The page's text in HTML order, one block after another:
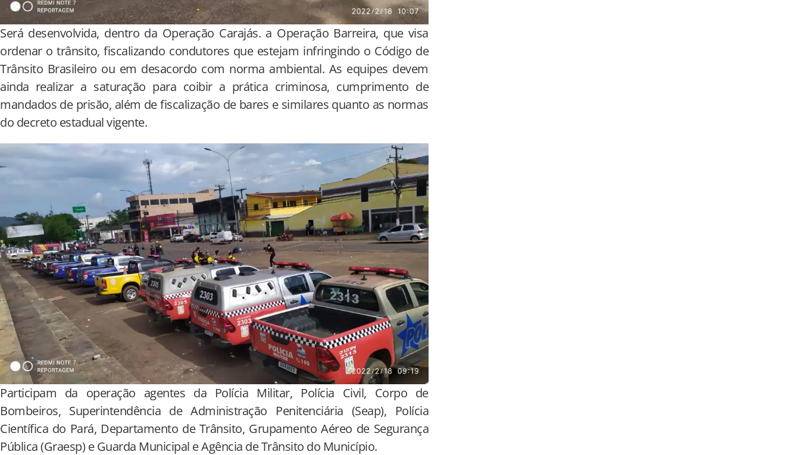
Será desenvolvida, dentro da Operação Carajás. a Operação Barreira, que visa
ordenar o trânsito, fiscalizando condutores que estejam infringindo o Código de
Trânsito Brasileiro ou em desacordo com norma ambiental. As equipes devem
ainda realizar a saturação para coibir a prática criminosa, cumprimento de
mandados de prisão, além de fiscalização de bares e similares quanto as normas
do decreto estadual vigente.
Participam da operação agentes da Polícia Militar, Polícia Civil, Corpo de
Bombeiros, Superintendência de Administração Penitenciária (Seap), Polícia
Científica do Pará, Departamento de Trânsito, Grupamento Aéreo de Segurança
Pública (Graesp) e Guarda Municipal e Agência de Trânsito do Município.